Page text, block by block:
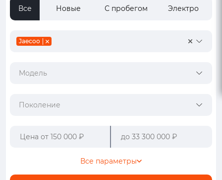
Все Новые С пробегом Электро
Jaecoo
Модель
Поколение
Все параметры